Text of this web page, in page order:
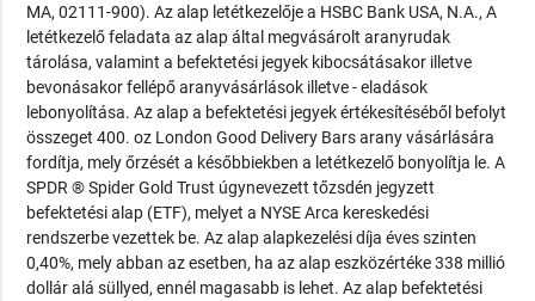
MA, 02111-900). Az alap letétkezelője a HSBC Bank USA, N.A., A
letétkezelő feladata az alap által megvásárolt aranyrudak
tárolása, valamint a befektetési jegyek kibocsátásakor illetve
bevonásakor fellépő aranyvásárlások illetve - eladások
lebonyolítása. Az alap a befektetési jegyek értékesítéséből befolyt
összeget 400. oz London Good Delivery Bars arany vásárlására
fordítja, mely őrzését a későbbiekben a letétkezelő bonyolítja le. A
SPDR ® Spider Gold Trust úgynevezett tőzsdén jegyzett
befektetési alap (ETF), melyet a NYSE Arca kereskedési
rendszerbe vezettek be. Az alap alapkezelési díja éves szinten
0,40%, mely abban az esetben, ha az alap eszközértéke 338 millió
dollár alá süllyed, ennél magasabb is lehet. Az alap befektetési